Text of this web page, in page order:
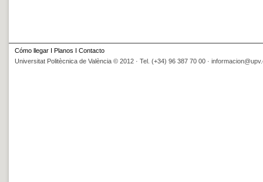
Cómo llegar I Planos I Contacto
Universitat Politècnica de València © 2012 · Tel. (+34) 96 387 70 00 ·